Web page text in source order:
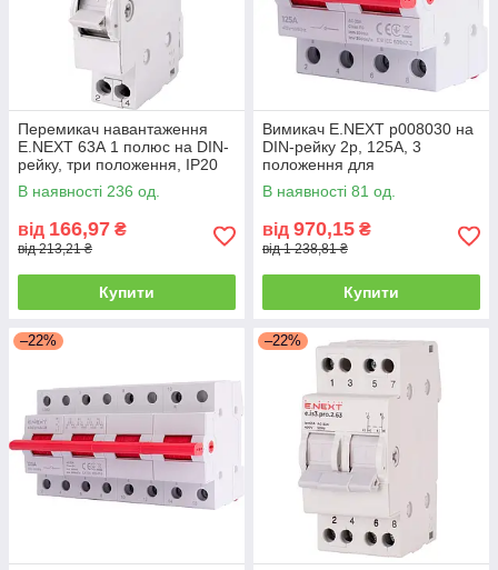
Перемикач навантаження
E.NEXT 63А 1 полюс на DIN-
рейку, три положення, IP20
В наявності 236 од.
від 166,97 ₴
від 213,21 ₴
Купити
Вимикач E.NEXT p008030 на
DIN-рейку 2p, 125А, 3
положення для
електропостачання
В наявності 81 од.
від 970,15 ₴
від 1 238,81 ₴
Купити
–22% –22%